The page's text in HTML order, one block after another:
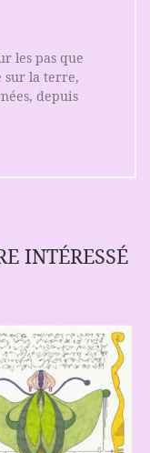
les pas que
sur la terre,
depuis
INTÉRESSÉ